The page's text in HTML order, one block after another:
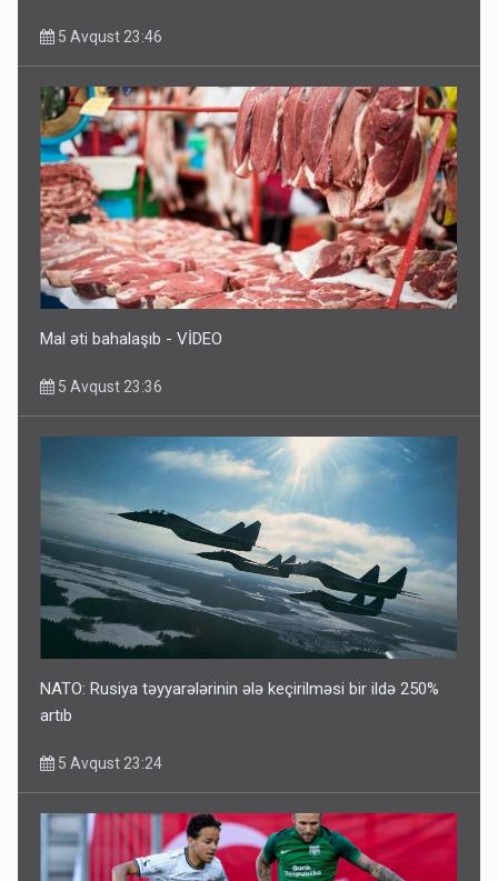
5 Avqust 23:46
Mal əti bahalaşıb - VİDEO
5 Avqust 23:36
NATO: Rusiya təyyarələrinin ələ keçirilməsi bir ildə 250%
artıb
5 Avqust 23:24